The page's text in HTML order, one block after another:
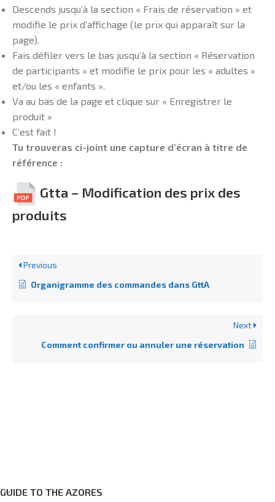
Descends jusqu’à la section « Frais de réservation » et
modifie le prix d’affichage (le prix qui apparaît sur la
page).
Fais défiler vers le bas jusqu’à la section « Réservation
de participants » et modifie le prix pour les « adultes »
et/ou les « enfants ».
Va au bas de la page et clique sur « Enregistrer le
produit »
C’est fait !
Tu trouveras ci-joint une capture d’écran à titre de
référence :
Gtta – Modification des prix des
produits
Previous
Organigramme des commandes dans GttA
Next
Comment confirmer ou annuler une réservation
GUIDE TO THE AZORES